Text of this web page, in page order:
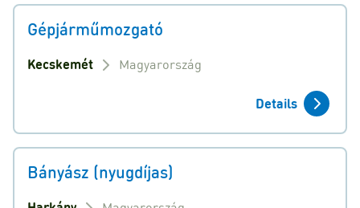
Gépjárműmozgató
Kecskemét Magyarország
Details
Bányász (nyugdíjas)